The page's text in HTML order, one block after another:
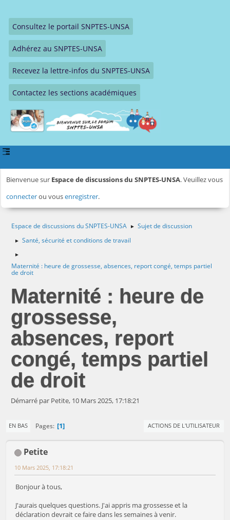
Consultez le portail SNPTES-UNSA
Adhérez au SNPTES-UNSA
Recevez la lettre-infos du SNPTES-UNSA
Contactez les sections académiques
Bienvenue sur Espace de discussions du SNPTES-UNSA. Veuillez vous
connecterou vousenregistrer.
Espace de discussions du SNPTES-UNSA ► Sujet de discussion
► Santé, sécurité et conditions de travail
►
Maternité : heure de grossesse, absences, report congé, temps partiel
de droit
Maternité : heure de
grossesse,
absences, report
congé, temps partiel
de droit
Démarré par Petite, 10 Mars 2025, 17:18:21
EN BAS Pages 1 ACTIONS DE L'UTILISATEUR
Petite
10 Mars 2025, 17:18:21
Bonjour à tous,
J'aurais quelques questions. J'ai appris ma grossesse et la
déclaration devrait ce faire dans les semaines à venir.